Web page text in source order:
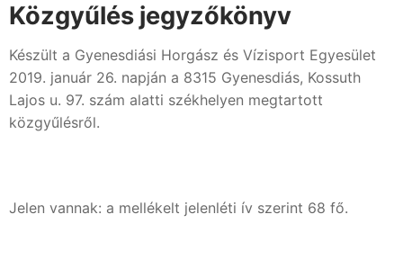
Nyitóoldal
Aktuális
Fényképek
Szabályzatok
Beszámolók-Jegyzőkönyvek
Közgyűlés jegyzőkönyv
Készült a Gyenesdiási Horgász és Vízisport Egyesület
2019. január 26. napján a 8315 Gyenesdiás, Kossuth
Lajos u. 97. szám alatti székhelyen megtartott
közgyűlésről.
Jelen vannak: a mellékelt jelenléti ív szerint 68 fő.